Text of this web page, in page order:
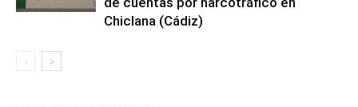
Chiclana (Cádiz)